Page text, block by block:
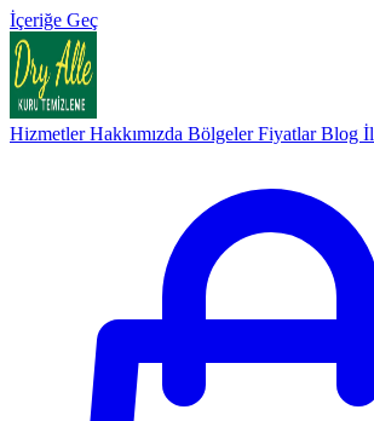
İçeriğe Geç
HizmetlerHakkımızda BölgelerFiyatlarBlog